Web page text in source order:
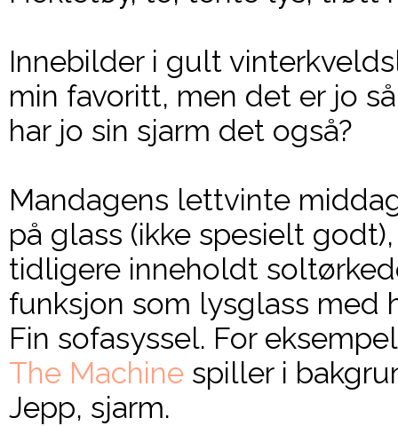
Innebilder i gult
min favoritt, men det er jo
har jo sin sjarm det også?
Mandagens lettvinte
på glass (ikke spesielt
tidligere inneholdt
funksjon som lysglass med
Fin sofasyssel. For
The Machine spiller i
Jepp, sjarm.